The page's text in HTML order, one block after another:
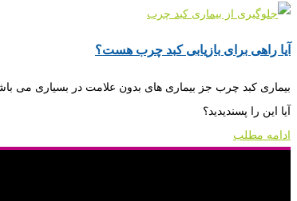
آیا راهی برای بازیابی کبد چرب هست؟
بیماری کبد چرب جز بیماری های بدون علامت در بسیاری می
آیا این را پسندیدید؟
ادامه مطلب